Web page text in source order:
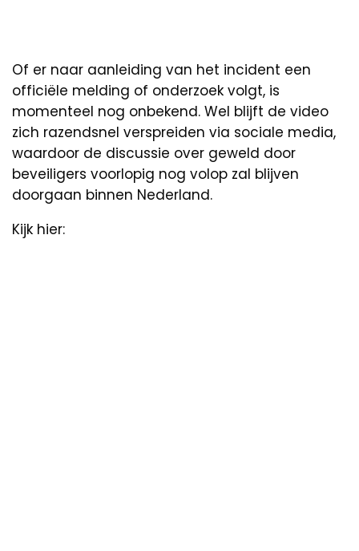
Of er naar aanleiding van het incident een
officiële melding of onderzoek volgt, is
momenteel nog onbekend. Wel blijft de video
zich razendsnel verspreiden via sociale media,
waardoor de discussie over geweld door
beveiligers voorlopig nog volop zal blijven
doorgaan binnen Nederland.
Kijk hier: